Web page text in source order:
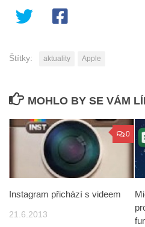
Štítky: aktuality Apple
MOHLO BY SE VÁM
0
Instagram přichází s videem
21.6.2013